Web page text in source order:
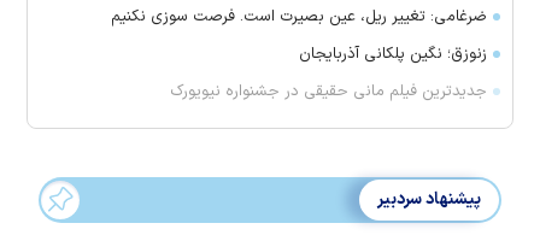
ضرغامی: تغییر ریل، عین بصیرت است. فرصت سوزی نکنیم
زنوزق؛ نگین پلکانی آذربایجان
جدیدترین فیلم مانی حقیقی در جشنواره نیویورک
پیشنهاد سردبیر